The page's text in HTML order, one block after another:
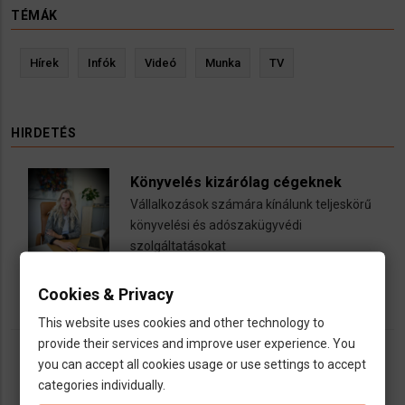
TÉMÁK
Hírek Infók Videó Munka TV
HIRDETÉS
Könyvelés kizárólag cégeknek
Vállalkozások számára kínálunk teljeskörű
könyvelési és adószakügyvédi
szolgáltatásokat
Cookies & Privacy
This website uses cookies and other technology to
provide their services and improve user experience. You
you can accept all cookies usage or use settings to accept
categories individually.